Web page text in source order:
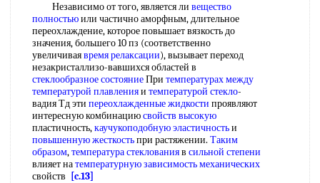
Независимо от того, является ли вещество
полностьюили частично аморфным, длительное
переохлаждение, которое повышает вязкость до
значения, большего 10 пз (соответственно
увеличиваявремя релаксации), вызывает переход
незакристаллизо-вавшихся областей в
стеклообразное состояниеПри температурах между
температурой плавленияи температурой стекло-
вадия Тд эти переохлажденные жидкости проявляют
интересную комбинациюсвойств высокую
пластичность,каучукоподобную эластичностьи
повышенную жесткостьпри растяжении. Таким
образом,температура стеклованияв сильной степени
влияет натемпературную зависимость механических
свойств
[c.13]